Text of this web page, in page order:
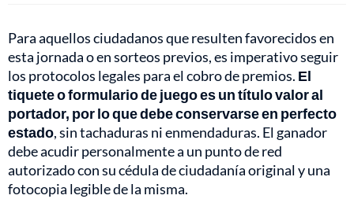
Para aquellos ciudadanos que resulten favorecidos en
esta jornada o en sorteos previos, es imperativo seguir
los protocolos legales para el cobro de premios. El
tiquete o formulario de juego es un título valor al
portador, por lo que debe conservarse en perfecto
estado, sin tachaduras ni enmendaduras. El ganador
debe acudir personalmente a un punto de red
autorizado con su cédula de ciudadanía original y una
fotocopia legible de la misma.